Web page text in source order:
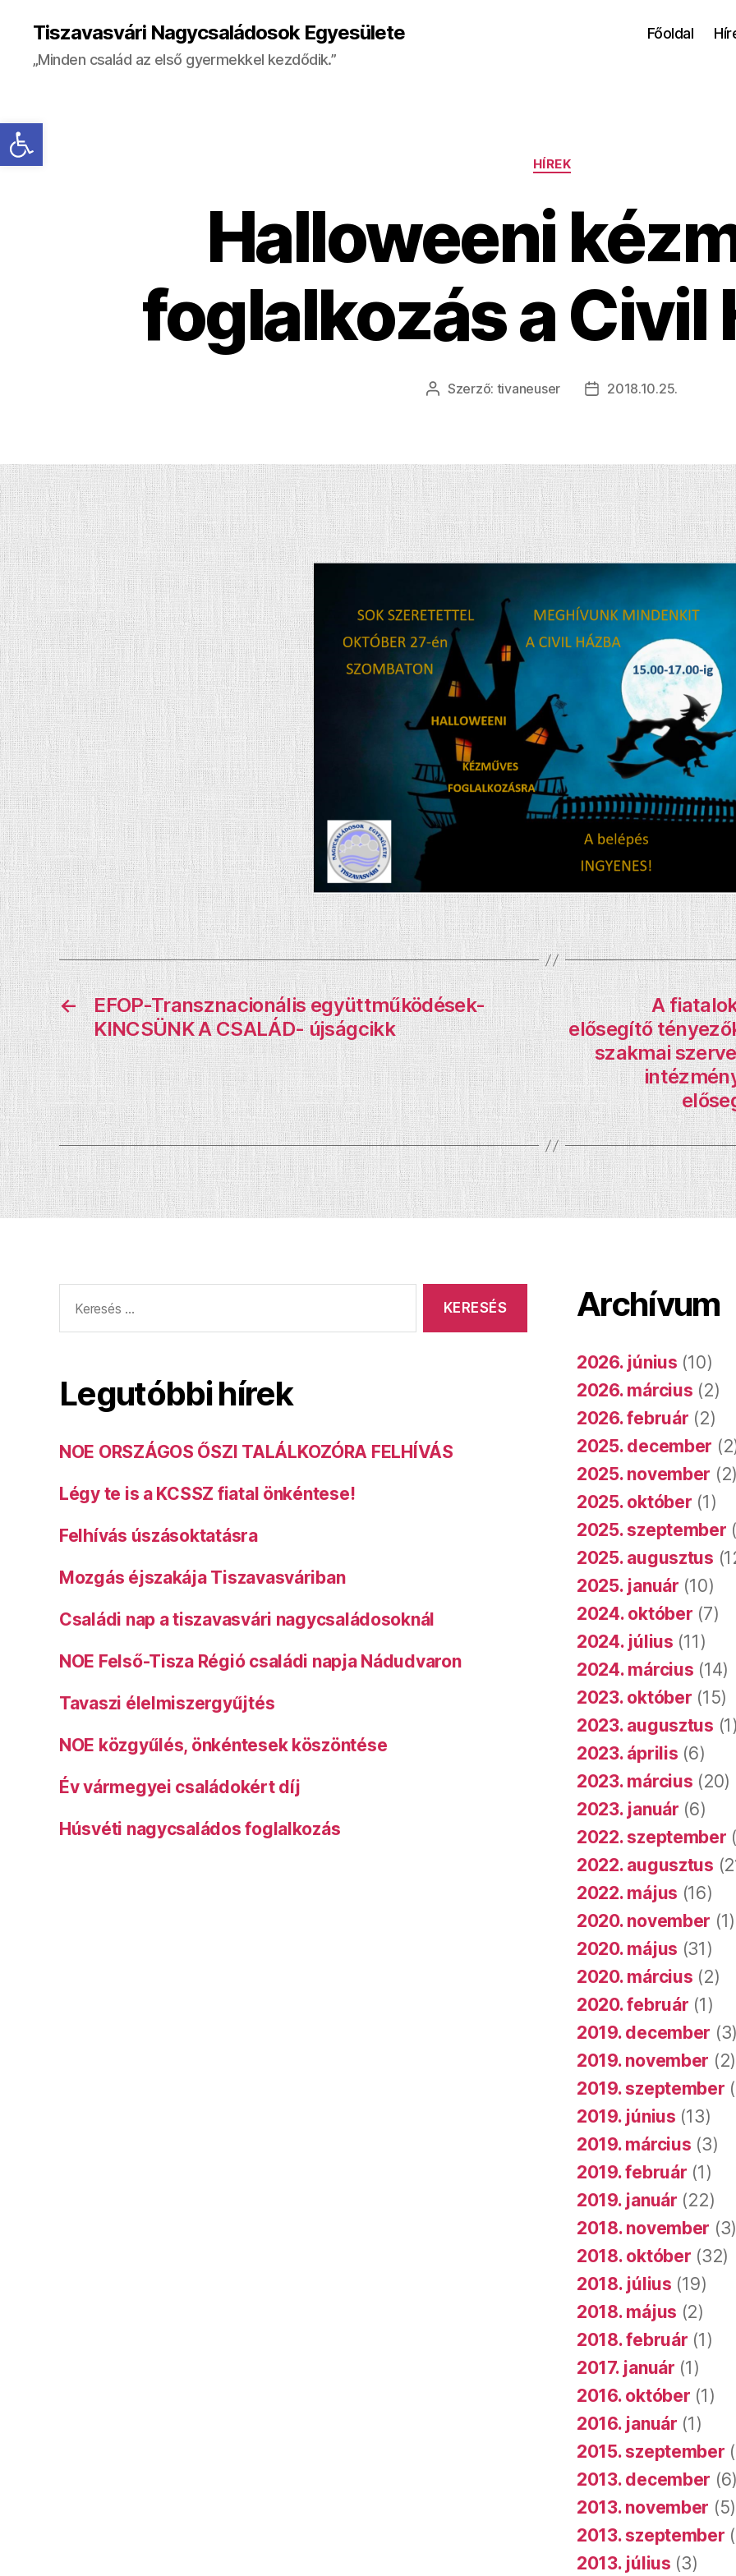
Eszköztár megnyitása
Tiszavasvári Nagycsaládosok Egyesülete
„Minden család az első gyermekkel kezdődik.”
Főoldal
Kategóriák
HÍREK
Halloweeni
foglalkozás a Civil
Bejegyzés
Szerző: tivaneuser
Bejegyzés
2018.10.25.
←
EFOP-Transznacionális együttműködések-
KINCSÜNK A CSALÁD- újságcikk
A
elősegítő
szakmai
Legutóbbi hírek
NOE ORSZÁGOS ŐSZI TALÁLKOZÓRA FELHÍVÁS
Légy te is a KCSSZ fiatal önkéntese!
Felhívás úszásoktatásra
Mozgás éjszakája Tiszavasváriban
Családi nap a tiszavasvári nagycsaládosoknál
NOE Felső-Tisza Régió családi napja Nádudvaron
Tavaszi élelmiszergyűjtés
NOE közgyűlés, önkéntesek köszöntése
Év vármegyei családokért díj
Húsvéti nagycsaládos foglalkozás
Archívum
2026. június (10)
2026. március (2)
2026. február (2)
2025. december
2025. november
2025. október (1)
2025. szeptember
2025. augusztus
2025. január (10)
2024. október (7)
2024. július (11)
2024. március (14)
2023. október (15)
2023. augusztus
2023. április (6)
2023. március (20)
2023. január (6)
2022. szeptember
2022. augusztus
2022. május (16)
2020. november (1)
2020. május (31)
2020. március (2)
2020. február (1)
2019. december
2019. november (2)
2019. szeptember
2019. június (13)
2019. március (3)
2019. február (1)
2019. január (22)
2018. november
2018. október (32)
2018. július (19)
2018. május (2)
2018. február (1)
2017. január (1)
2016. október (1)
2016. január (1)
2015. szeptember
2013. december
2013. november (5)
2013. szeptember
2013. július (3)